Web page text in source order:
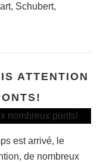
Schubert,
ATTENTION
est arrivé, le
de nombreux